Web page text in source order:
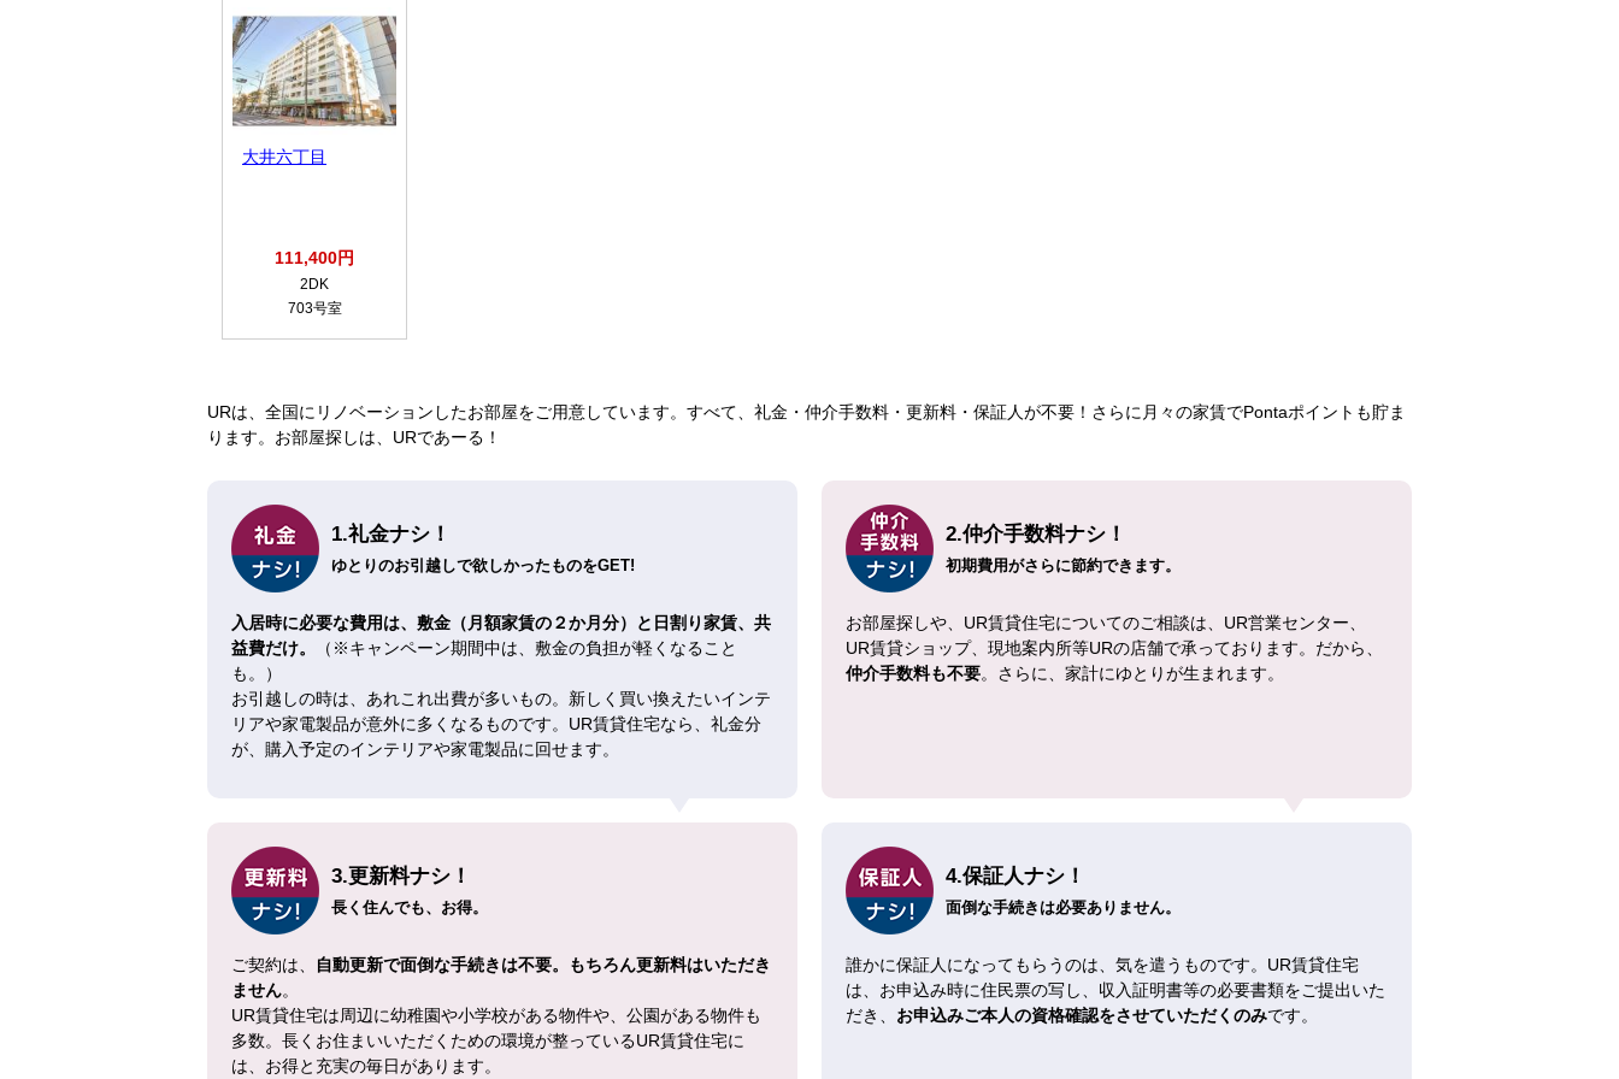
大井六丁目
111,400円
2DK
703号室
URは、全国にリノベーションしたお部屋をご用意しています。すべて、礼金・仲介手数料・更新料・保証人が不要！さらに月々の家賃でPontaポイントも貯ま
ります。お部屋探しは、URであーる！
1.礼金ナシ！
ゆとりのお引越しで欲しかったものをGET!
入居時に必要な費用は、敷金（月額家賃の２か月分）と日割り家賃、共
益費だけ。
（※キャンペーン期間中は、敷金の負担が軽くなること
も。）
お引越しの時は、あれこれ出費が多いもの。新しく買い換えたいインテ
リアや家電製品が意外に多くなるものです。UR賃貸住宅なら、礼金分
が、購入予定のインテリアや家電製品に回せます。
2.仲介手数料ナシ！
初期費用がさらに節約できます。
お部屋探しや、UR賃貸住宅についてのご相談は、UR営業センター、
UR賃貸ショップ、現地案内所等URの店舗で承っております。だから、
仲介手数料も不要。さらに、家計にゆとりが生まれます。
3.更新料ナシ！
長く住んでも、お得。
ご契約は、
自動更新で面倒な手続きは不要。もちろん更新料はいただき
ません。
UR賃貸住宅は周辺に幼稚園や小学校がある物件や、公園がある物件も
多数。長くお住まいいただくための環境が整っているUR賃貸住宅に
は、お得と充実の毎日があります。
4.保証人ナシ！
面倒な手続きは必要ありません。
誰かに保証人になってもらうのは、気を遣うものです。UR賃貸住宅
は、お申込み時に住民票の写し、収入証明書等の必要書類をご提出いた
だき、 お申込みご本人の資格確認をさせていただくのみです。